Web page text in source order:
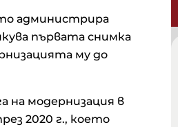
администрира
първата снимка
му до
на модернизация в
2020 г., което